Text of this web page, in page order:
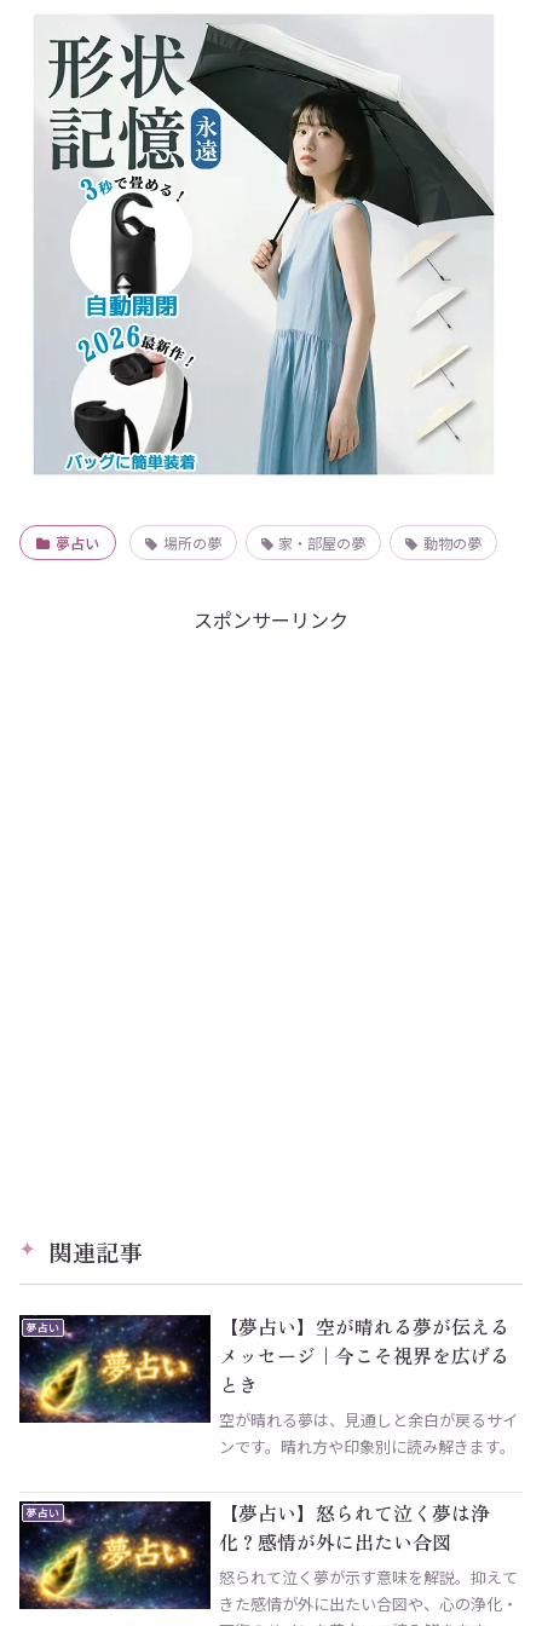
夢占い 場所の夢 家・部屋の夢 動物の夢
スポンサーリンク
関連記事
夢占い
【夢占い】空が晴れる夢が伝える
メッセージ｜今こそ視界を広げる
とき
空が晴れる夢は、見通しと余白が戻るサイ
ンです。晴れ方や印象別に読み解きます。
夢占い
【夢占い】怒られて泣く夢は浄
化？感情が外に出たい合図
怒られて泣く夢が示す意味を解説。抑えて
きた感情が外に出たい合図や、心の浄化・